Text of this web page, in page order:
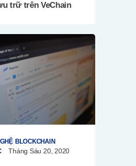
trữ trên VeChain
BLOCKCHAIN
Tháng Sáu 20, 2020